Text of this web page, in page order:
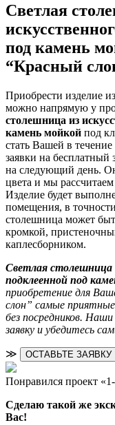
Светлая
под камень
“Красный
Приобрести изделие
можно напрямую у
столешница из
камень мойкой под
стать Вашей в
заявки на
на следующий день.
цвета и мы
Изделие будет
помещения, в
столешница может
кромкой,
каплесборником.
Светлая столешница
подклеенной под
приобретение для
слон” самые
без посредников.
заявку и убедитесь
≫ ОСТАВЬТЕ ЗАЯВКУ
Понравился проект
Сделаю такой же
Вас!